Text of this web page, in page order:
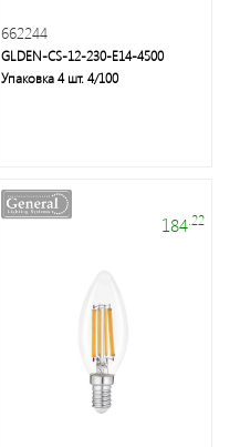
662244
GLDEN-CS-12-230-E14-4500
Упаковка 4 шт. 4/100
184 .22